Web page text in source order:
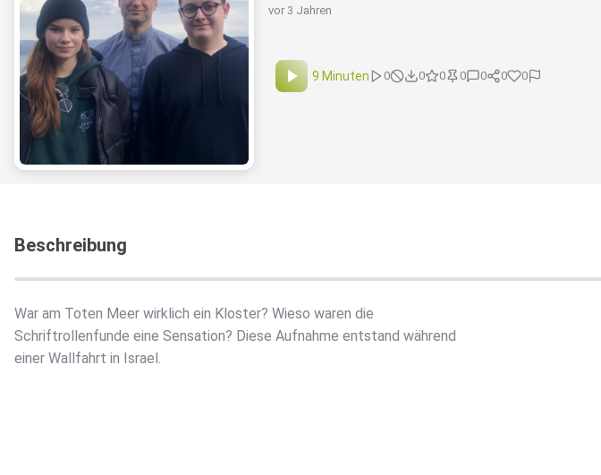
vor 3 Jahren
9 Minuten 0 0 0 0 0 0 0
Beschreibung
War am Toten Meer wirklich ein Kloster? Wieso waren die
Schriftrollenfunde eine Sensation? Diese Aufnahme entstand während
einer Wallfahrt in Israel.